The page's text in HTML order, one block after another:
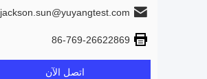
jackson.sun@yuyangtest.com
86-769-26622869
اتصل الآن